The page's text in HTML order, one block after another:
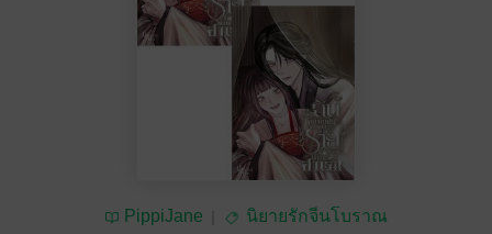
PippiJane นิยายรักจีนโบราณ